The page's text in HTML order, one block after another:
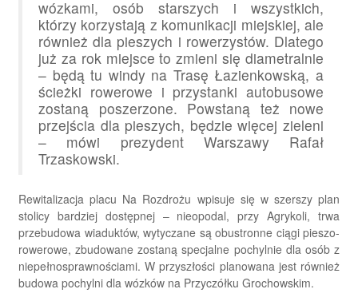
wózkami, osób starszych i wszystkich,
którzy korzystają z komunikacji miejskiej, ale
również dla pieszych i rowerzystów. Dlatego
już za rok miejsce to zmieni się diametralnie
– będą tu windy na Trasę Łazienkowską, a
ścieżki rowerowe i przystanki autobusowe
zostaną poszerzone. Powstaną też nowe
przejścia dla pieszych, będzie więcej zieleni
– mówi prezydent Warszawy Rafał
Trzaskowski.
Rewitalizacja placu Na Rozdrożu wpisuje się w szerszy plan
stolicy bardziej dostępnej – nieopodal, przy Agrykoli, trwa
przebudowa wiaduktów, wytyczane są obustronne ciągi pieszo-
rowerowe, zbudowane zostaną specjalne pochylnie dla osób z
niepełnosprawnościami. W przyszłości planowana jest również
budowa pochylni dla wózków na Przyczółku Grochowskim.